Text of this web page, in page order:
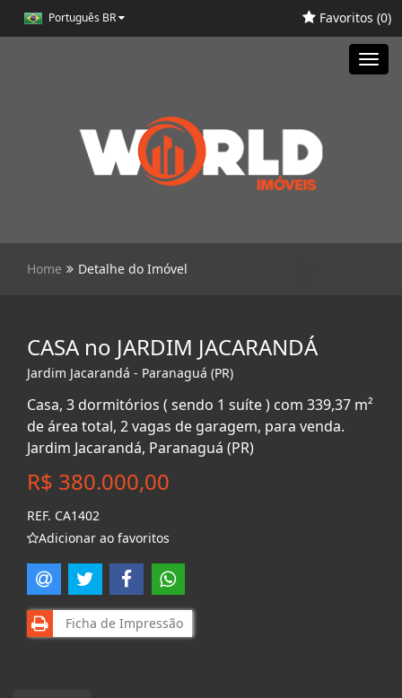
Português BR Favoritos (0)
Home Detalhe do Imóvel
CASA no JARDIM JACARANDÁ
Jardim Jacarandá - Paranaguá (PR)
Casa, 3 dormitórios ( sendo 1 suíte ) com 339,37 m²
de área total, 2 vagas de garagem, para venda.
Jardim Jacarandá, Paranaguá (PR)
R$ 380.000,00
REF. CA1402
Adicionar ao favoritos
Ficha de Impressão